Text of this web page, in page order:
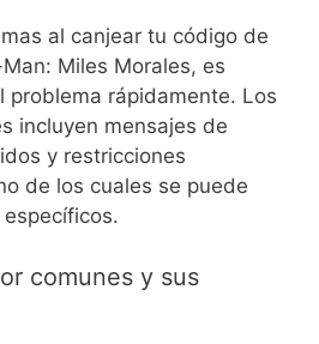
al canjear tu código de
Miles Morales, es
problema rápidamente. Los
incluyen mensajes de
y restricciones
de los cuales se puede
comunes y sus